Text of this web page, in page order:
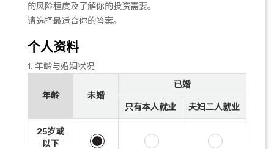
的风险程度及了解你的投资需要。
请选择最适合你的答案。
个人资料
1. 年龄与婚姻状况
年龄 未婚
已婚
只有本人就业 夫妇二人就业
25岁或
以下